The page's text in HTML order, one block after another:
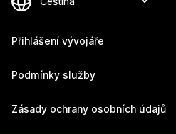
Přihlášení vývojáře
Podmínky služby
Zásady ochrany osobních údajů